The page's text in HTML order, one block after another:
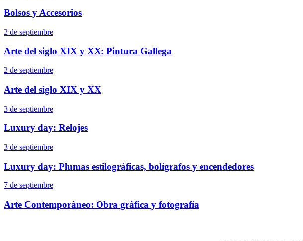
Bolsos y Accesorios
2 de septiembre
Arte del siglo XIX y XX: Pintura Gallega
2 de septiembre
Arte del siglo XIX y XX
3 de septiembre
Luxury day: Relojes
3 de septiembre
Luxury day: Plumas estilográficas, bolígrafos y encendedores
7 de septiembre
Arte Contemporáneo: Obra gráfica y fotografía